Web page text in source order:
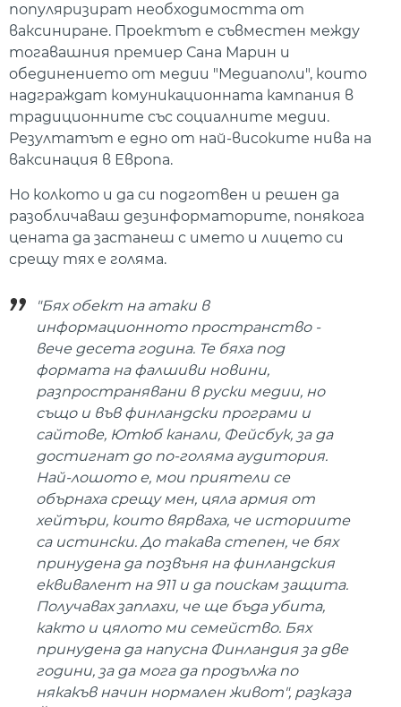
популяризират необходимостта от
ваксиниране. Проектът е съвместен между
тогавашния премиер Сана Марин и
обединението от медии "Медиаполи", които
надграждат комуникационната кампания в
традиционните със социалните медии.
Резултатът е едно от най-високите нива на
ваксинация в Европа.
Но колкото и да си подготвен и решен да
разобличаваш дезинформаторите, понякога
цената да застанеш с името и лицето си
срещу тях е голяма.
"Бях обект на атаки в
информационното пространство -
вече десета година. Те бяха под
формата на фалшиви новини,
разпространявани в руски медии, но
също и във финландски програми и
сайтове, Ютюб канали, Фейсбук, за да
достигнат до по-голяма аудитория.
Най-лошото е, мои приятели се
обърнаха срещу мен, цяла армия от
хейтъри, които вярваха, че историите
са истински. До такава степен, че бях
принудена да позвъня на финландския
еквивалент на 911 и да поискам защита.
Получавах заплахи, че ще бъда убита,
както и цялото ми семейство. Бях
принудена да напусна Финландия за две
години, за да мога да продължа по
някакъв начин нормален живот", разказа